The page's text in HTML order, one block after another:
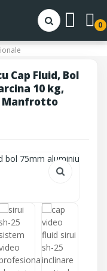
0
Cap Fluid, Bol
10 kg,
Manfrotto